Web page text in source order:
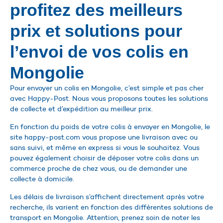
profitez des meilleurs
prix et solutions pour
l’envoi de vos colis en
Mongolie
Pour envoyer un colis en Mongolie, c’est simple et pas cher
avec Happy-Post. Nous vous proposons toutes les solutions
de collecte et d’expédition au meilleur prix.
En fonction du poids de votre colis à envoyer en Mongolie, le
site happy-post.com vous propose une livraison avec ou
sans suivi, et même en express si vous le souhaitez. Vous
pouvez également choisir de déposer votre colis dans un
commerce proche de chez vous, ou de demander une
collecte à domicile.
Les délais de livraison s’affichent directement après votre
recherche, ils varient en fonction des différentes solutions de
transport en Mongolie. Attention, prenez soin de noter les